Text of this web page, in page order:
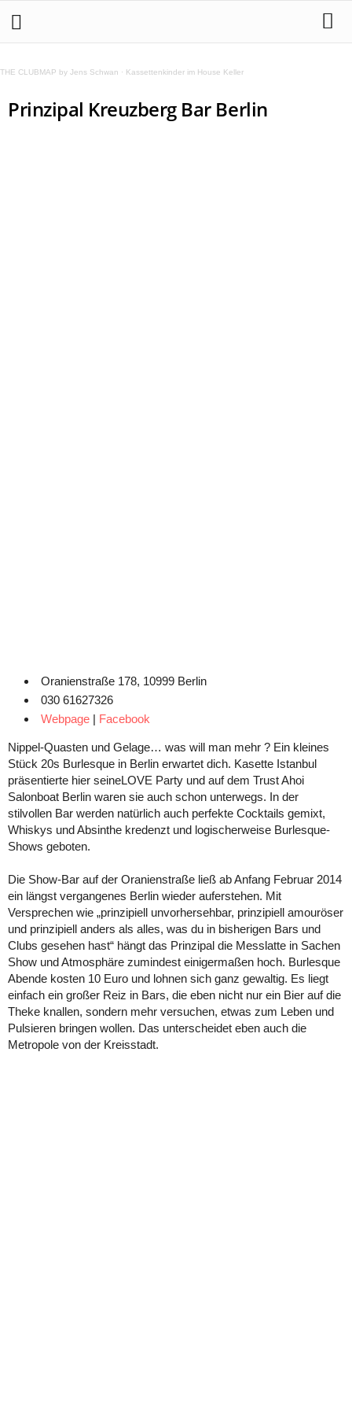
THE CLUBMAP by Jens Schwan · Kassettenkinder im House Keller
Prinzipal Kreuzberg Bar Berlin
Oranienstraße 178, 10999 Berlin
030 61627326
Webpage | Facebook
Nippel-Quasten und Gelage… was will man mehr ? Ein kleines
Stück 20s Burlesque in Berlin erwartet dich. Kasette Istanbul
präsentierte hier seineLOVE Party und auf dem Trust Ahoi
Salonboat Berlin waren sie auch schon unterwegs. In der
stilvollen Bar werden natürlich auch perfekte Cocktails gemixt,
Whiskys und Absinthe kredenzt und logischerweise Burlesque-
Shows geboten.
Die Show-Bar auf der Oranienstraße ließ ab Anfang Februar 2014
ein längst vergangenes Berlin wieder auferstehen. Mit
Versprechen wie „prinzipiell unvorhersehbar, prinzipiell amouröser
und prinzipiell anders als alles, was du in bisherigen Bars und
Clubs gesehen hast“ hängt das Prinzipal die Messlatte in Sachen
Show und Atmosphäre zumindest einigermaßen hoch. Burlesque
Abende kosten 10 Euro und lohnen sich ganz gewaltig. Es liegt
einfach ein großer Reiz in Bars, die eben nicht nur ein Bier auf die
Theke knallen, sondern mehr versuchen, etwas zum Leben und
Pulsieren bringen wollen. Das unterscheidet eben auch die
Metropole von der Kreisstadt.